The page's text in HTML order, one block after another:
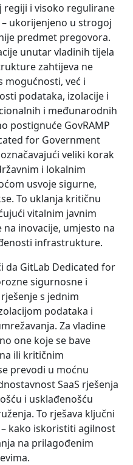
regiji i visoko regulirane
ukorijenjeno u strogoj
predmet pregovora.
unutar vladinih tijela
zahtijeva ne
mogućnosti, već i
podataka, izolacije i
i međunarodnih
postignuće GovRAMP
for Government
veliki korak
i lokalnim
usvoje sigurne,
To uklanja kritičnu
vitalnim javnim
inovacije, umjesto na
infrastrukture.
da GitLab Dedicated for
sigurnosne i
s jednim
podataka i
Za vladine
one koje se bave
ili kritičnim
prevodi u moćnu
SaaS rješenja
i usklađenošću
To rješava ključni
kako iskoristiti agilnost
na prilagođenim